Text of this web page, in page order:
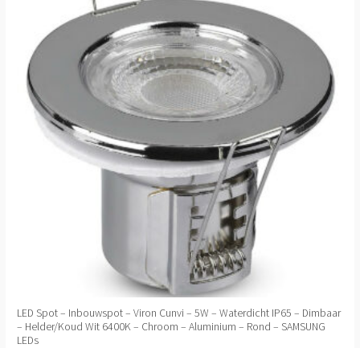
LED Spot – Inbouwspot – Viron Cunvi – 5W – Waterdicht IP65 – Dimbaar
– Helder/Koud Wit 6400K – Chroom – Aluminium – Rond – SAMSUNG
LEDs